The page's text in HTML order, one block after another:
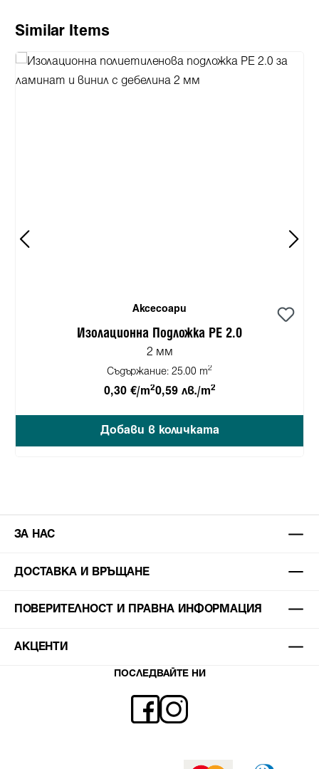
Пропуснете продуктовата галерия
Similar Items
Аксесоари
Изолационна Подложка PE 2.0
2 мм
Съдържание: 25.00 m2
0,30 €/m20,59 лв./m2
Добави в количката
ЗА НАС
ДОСТАВКА И ВРЪЩАНЕ
ПОВЕРИТЕЛНОСТ И ПРАВНА ИНФОРМАЦИЯ
АКЦЕНТИ
ПОСЛЕДВАЙТЕ НИ